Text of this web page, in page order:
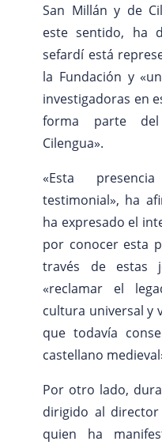
San Millán y de
este sentido, ha
sefardí está
la Fundación y
investigadoras en
forma parte
Cilengua».
«Esta
testimonial», ha
ha expresado el
por conocer esta
través de estas
«reclamar el
cultura universal y
que todavía
castellano
Por otro lado,
dirigido al
quien ha